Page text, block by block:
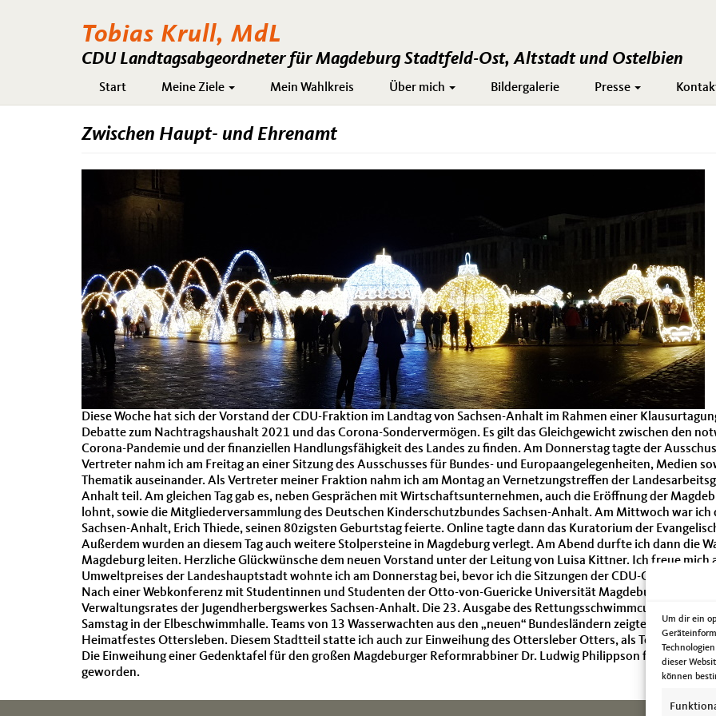
Um dir ein
dieser
können
Tobias Krull, MdL
CDU Landtagsabgeordneter für Magdeburg Stadtfeld-Ost, Altstadt und Ostelbien
Hauptnavigation
Start Meine Ziele Mein Wahlkreis Über mich Bildergalerie Presse
Zwischen Haupt- und Ehrenamt
Diese Woche hat sich der Vorstand der CDU-Fraktion im Landtag von Sachsen-Anhalt im Rahmen einer
Debatte zum Nachtragshaushalt 2021 und das Corona-Sondervermögen. Es gilt das Gleichgewicht zwischen den
Corona-Pandemie und der finanziellen Handlungsfähigkeit des Landes zu finden. Am Donnerstag tagte der
Vertreter nahm ich am Freitag an einer Sitzung des Ausschusses für Bundes- und Europaangelegenheiten, Medien
Thematik auseinander. Als Vertreter meiner Fraktion nahm ich am Montag an Vernetzungstreffen der
Anhalt teil. Am gleichen Tag gab es, neben Gesprächen mit Wirtschaftsunternehmen, auch die Eröffnung der
lohnt, sowie die Mitgliederversammlung des Deutschen Kinderschutzbundes Sachsen-Anhalt. Am Mittwoch war
Sachsen-Anhalt, Erich Thiede, seinen 80zigsten Geburtstag feierte. Online tagte dann das Kuratorium der
Außerdem wurden an diesem Tag auch weitere Stolpersteine in Magdeburg verlegt. Am Abend durfte ich dann die
Magdeburg leiten. Herzliche Glückwünsche dem neuen Vorstand unter der Leitung von Luisa Kittner. Ich freue
Umweltpreises der Landeshauptstadt wohnte ich am Donnerstag bei, bevor ich die Sitzungen der CDU-
Nach einer Webkonferenz mit Studentinnen und Studenten der Otto-von-Guericke Universität Magdeburg am
Verwaltungsrates der Jugendherbergswerkes Sachsen-Anhalt. Die 23. Ausgabe des Rettungsschwimmcup der DRK
Samstag in der Elbeschwimmhalle. Teams von 13 Wasserwachten aus den „neuen“ Bundesländern zeigten dort ihre
Heimatfestes Ottersleben. Diesem Stadtteil statte ich auch zur Einweihung des Ottersleber Otters, als Teil der
Die Einweihung einer Gedenktafel für den großen Magdeburger Reformrabbiner Dr. Ludwig Philippson fand am
geworden.